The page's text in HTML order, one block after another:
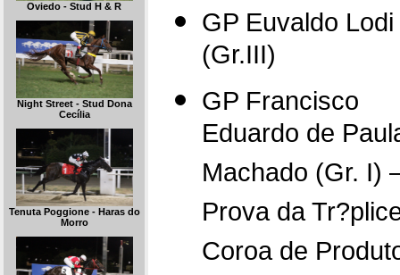
Oviedo - Stud H & R
Night Street - Stud Dona
Cecília
Tenuta Poggione - Haras do
Morro
GP Euvaldo Lodi
(Gr.III)
GP Francisco
Eduardo de
Machado (Gr. I)
Prova da
Coroa de